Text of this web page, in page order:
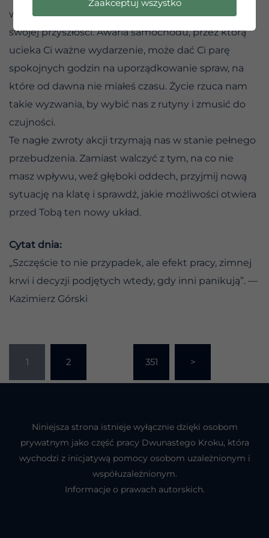
w miejscu, gdzie spotkasz kogoś kluczowego dla
swojej przyszłości. Awaria samochodu, przez którą
ucieka Ci ważne wydarzenie, może dać Ci parę
spokojnych godzin na uporządkowanie spraw, na
które od dawna nie miałeś czasu. Życie rzuca nam
takie wyzwania, by wybić nas z rutyny i zmusić do
czujności.
Te nagłe zwroty akcji trzymają nas w stanie pełnego
przebudzenia. Zamiast walczyć z tym, na co nie
masz wpływu, weź głęboki oddech, przyjmij nową
sytuację na klatę i sprawdź, jakie możliwości otwiera
przed Tobą ten nowy układ.
Cytat dnia:
„Szczęście to nie przypadek, ale efekt pracy, zimnej
krwi i decyzji podjętych wtedy, gdy inni panikują”. —
Kazimierz Górski
1 2 351 >
Niniejsza strona istnieje wyłącznie dzięki osobom
prywatnym jako część pracy Dwunastego Kroku, która
wychodzi z inicjatywą pomocy osobom uzależnionym i
współuzależnionym.
Informacje o prawach autorskich.
Zaakceptuj wszystko